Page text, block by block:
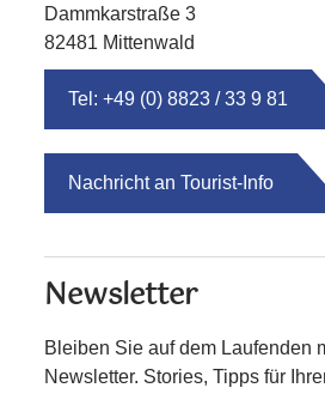
Dammkarstraße 3
82481 Mittenwald
Tel: +49 (0) 8823 / 33 9 81
Nachricht an Tourist-Info
Newsletter
Bleiben Sie auf dem Laufenden
Newsletter. Stories, Tipps für